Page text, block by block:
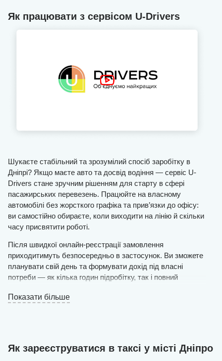
Як працювати з сервісом U-Drivers
Шукаєте стабільний та зрозумілий спосіб заробітку в
Дніпрі? Якщо маєте авто та досвід водіння — сервіс U-
Drivers стане зручним рішенням для старту в сфері
пасажирських перевезень. Працюйте на власному
автомобілі без жорсткого графіка та прив’язки до офісу:
ви самостійно обираєте, коли виходити на лінію й скільки
часу присвятити роботі.
Після швидкої онлайн-реєстрації замовлення
приходитимуть безпосередньо в застосунок. Ви зможете
планувати свій день та формувати дохід під власні
потреби — як кілька годин підробітку, так і повний
Вимоги прості: автомобіль з українською реєстрацією,
Залиште заявку на сайті — і вже того ж дня, після
схвалення, зможете виїхати на маршрут. Наші
Показати більше
Як зареєструватися в таксі у місті Дніпро